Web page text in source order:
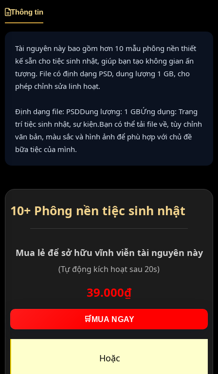
Thông tin
Tài nguyên này bao gồm hơn 10 mẫu phông nền thiết
kế sẵn cho tiệc sinh nhật, giúp bạn tạo không gian ấn
tượng. File có định dạng PSD, dung lượng 1 GB, cho
phép chỉnh sửa linh hoạt.
Định dạng file: PSDDung lượng: 1 GBỨng dụng: Trang
trí tiệc sinh nhật, sự kiện.Bạn có thể tải file về, tùy chỉnh
văn bản, màu sắc và hình ảnh để phù hợp với chủ đề
bữa tiệc của mình.
10+ Phông nền tiệc sinh nhật
Mua lẻ để sở hữu vĩnh viễn tài nguyên này
(Tự động kích hoạt sau 20s)
39.000₫
🛒 MUA NGAY
Hoặc